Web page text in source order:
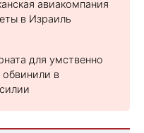
авиакомпания
в Израиль
для умственно
обвинили в